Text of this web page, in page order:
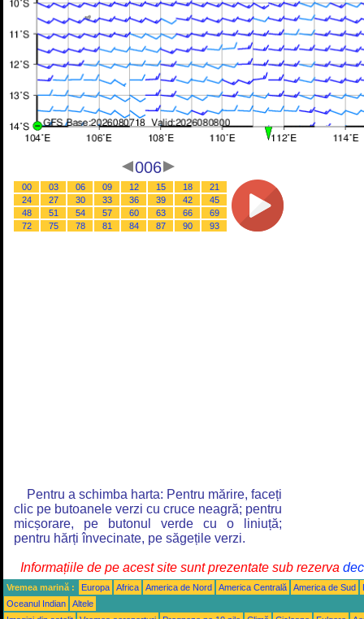
006
00 03 06 09 12 15 18
21
24
27 30 33 36 39 42
45
48
51 54 57 60 63 66
69
72
75 78 81 84 87 90 93
Pentru a schimba harta: Pentru mărire, faceți
clic pe butoanele verzi cu cruce neagră; pentru
micșorare, pe butonul verde cu o liniuță;
pentru hărți învecinate, pe săgețile verzi.
Informațiile de pe acest site sunt prezentate sub rezerva
Vremea marină : Europa Africa America de Nord America Centrală America de Sud
Oceanul Indian
Altele